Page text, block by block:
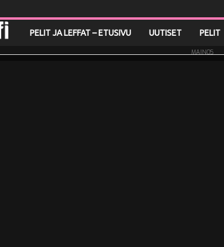
e
PELIT JA LEFFAT – ETUSIVU UUTISET PELIT
MAINOS